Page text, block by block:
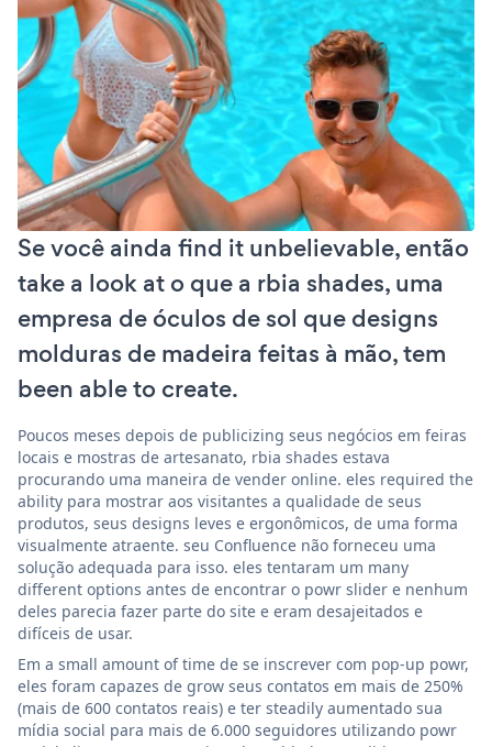
Se você ainda find it unbelievable, então
take a look at o que a rbia shades, uma
empresa de óculos de sol que designs
molduras de madeira feitas à mão, tem
been able to create.
Poucos meses depois de publicizing seus negócios em feiras
locais e mostras de artesanato, rbia shades estava
procurando uma maneira de vender online. eles required the
ability para mostrar aos visitantes a qualidade de seus
produtos, seus designs leves e ergonômicos, de uma forma
visualmente atraente. seu Confluence não forneceu uma
solução adequada para isso. eles tentaram um many
different options antes de encontrar o powr slider e nenhum
deles parecia fazer parte do site e eram desajeitados e
difíceis de usar.
Em a small amount of time de se inscrever com pop-up powr,
eles foram capazes de grow seus contatos em mais de 250%
(mais de 600 contatos reais) e ter steadily aumentado sua
mídia social para mais de 6.000 seguidores utilizando powr